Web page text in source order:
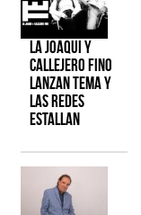
La Joaqui y
Callejero Fino
lanzan tema y
las redes
estallan